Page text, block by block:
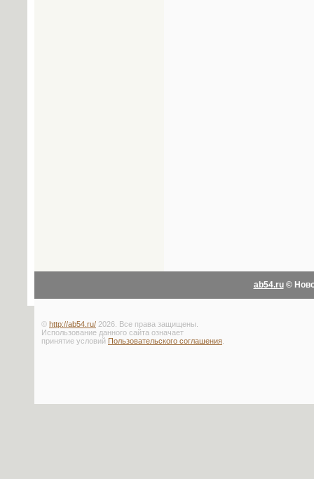
ab54.ru©
© http://ab54.ru/ 2026. Все права защищены.
Использование данного сайта означает
принятие условий Пользовательского соглашения